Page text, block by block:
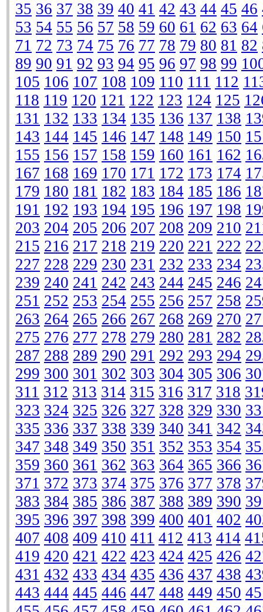
35 36 37 38 39 40 41 42 43 44 45 46
53 54 55 56 57 58 59 60 61 62 63 64
71 72 73 74 75 76 77 78 79 80 81 82
89 90 91 92 93 94 95 96 97 98 99
105 106 107 108 109 110 111 112
118 119 120 121 122 123 124 125
131 132 133 134 135 136 137 138
143 144 145 146 147 148 149 150
155 156 157 158 159 160 161 162
167 168 169 170 171 172 173 174
179 180 181 182 183 184 185 186
191 192 193 194 195 196 197 198
203 204 205 206 207 208 209 210
215 216 217 218 219 220 221 222
227 228 229 230 231 232 233 234
239 240 241 242 243 244 245 246
251 252 253 254 255 256 257 258
263 264 265 266 267 268 269 270
275 276 277 278 279 280 281 282
287 288 289 290 291 292 293 294
299 300 301 302 303 304 305 306
311 312 313 314 315 316 317 318
323 324 325 326 327 328 329 330
335 336 337 338 339 340 341 342
347 348 349 350 351 352 353 354
359 360 361 362 363 364 365 366
371 372 373 374 375 376 377 378
383 384 385 386 387 388 389 390
395 396 397 398 399 400 401 402
407 408 409 410 411 412 413 414
419 420 421 422 423 424 425 426
431 432 433 434 435 436 437 438
443 444 445 446 447 448 449 450